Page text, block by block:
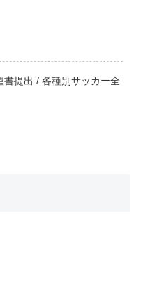
提出 / 各種別サッカー全